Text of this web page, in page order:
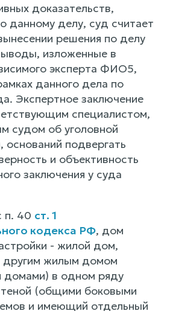
доказательств,
данному делу, суд считает
решения по делу
изложенные в
эксперта ФИО5,
данного дела по
Экспертное заключение
специалистом,
судом об уголовной
оснований подвергать
и объективность
заключения у суда
п. 40 ст. 1
кодекса РФ, дом
- жилой дом,
другим жилым домом
домами) в одном ряду
(общими боковыми
и имеющий отдельный